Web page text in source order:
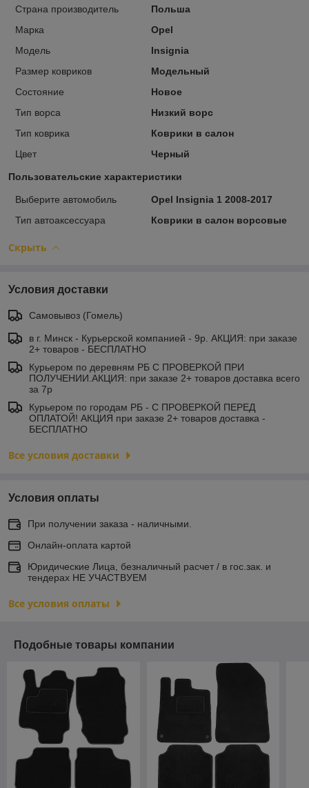
Страна производитель
Польша
Марка
Opel
Модель
Insignia
Размер ковриков
Модельный
Состояние
Новое
Тип ворса
Низкий ворс
Тип коврика
Коврики в салон
Цвет
Черный
Пользовательские характеристики
Выберите автомобиль
Opel Insignia 1 2008-2017
Тип автоаксессуара
Коврики в салон ворсовые
Скрыть
Условия доставки
Самовывоз (Гомель)
в г. Минск - Курьерской компанией - 9р. АКЦИЯ: при заказе
2+ товаров - БЕСПЛАТНО
Курьером по деревням РБ С ПРОВЕРКОЙ ПРИ
ПОЛУЧЕНИИ.АКЦИЯ: при заказе 2+ товаров доставка всего
за 7р
Курьером по городам РБ - С ПРОВЕРКОЙ ПЕРЕД
ОПЛАТОЙ! АКЦИЯ при заказе 2+ товаров доставка -
БЕСПЛАТНО
Все условия доставки
Условия оплаты
При получении заказа - наличными.
Онлайн-оплата картой
Юридические Лица, безналичный расчет / в гос.зак. и
тендерах НЕ УЧАСТВУЕМ
Все условия оплаты
Подобные товары компании